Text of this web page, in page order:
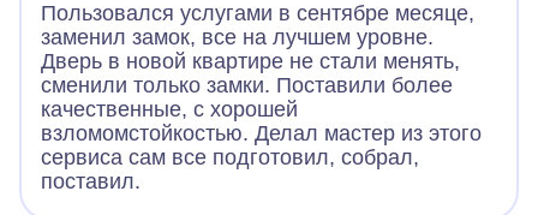
Пользовался услугами в сентябре месяце,
заменил замок, все на лучшем уровне.
Дверь в новой квартире не стали менять,
сменили только замки. Поставили более
качественные, с хорошей
взломомстойкостью. Делал мастер из этого
сервиса сам все подготовил, собрал,
поставил.